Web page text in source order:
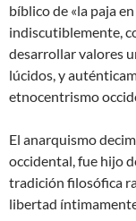
bíblico de «la paja
indiscutiblemente,
desarrollar valores
lúcidos, y
etnocentrismo
El anarquismo
occidental, fue hijo
tradición filosófica
libertad